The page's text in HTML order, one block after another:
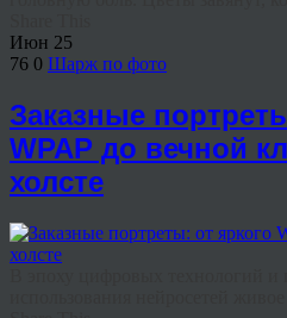
Июн 25
76 0 Шарж по фото
Заказные
WPAP до вечной
холсте